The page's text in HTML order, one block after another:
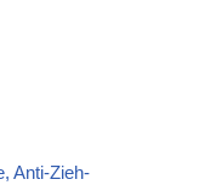
Anti-Zieh-